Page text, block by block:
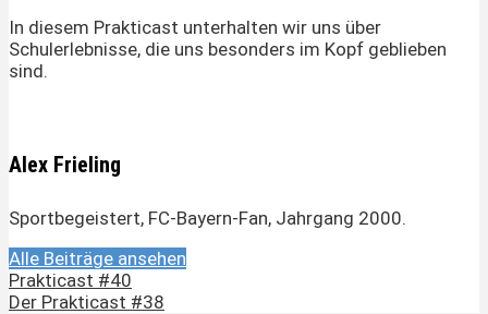
In diesem Prakticast unterhalten wir uns über
Schulerlebnisse, die uns besonders im Kopf geblieben
sind.
Alex Frieling
Sportbegeistert, FC-Bayern-Fan, Jahrgang 2000.
Alle Beiträge ansehen
Prakticast #40
Der Prakticast #38